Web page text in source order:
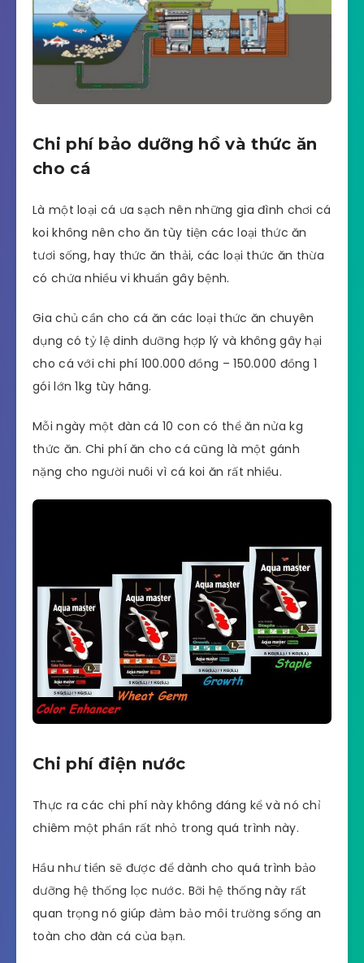
Chi phí bảo dưỡng hồ và thức ăn
cho cá
Là một loại cá ưa sạch nên những gia đình chơi cá
koi không nên cho ăn tùy tiện các loại thức ăn
tươi sống, hay thức ăn thải, các loại thức ăn thừa
có chứa nhiều vi khuẩn gây bệnh.
Gia chủ cần cho cá ăn các loại thức ăn chuyên
dụng có tỷ lệ dinh dưỡng hợp lý và không gây hại
cho cá với chi phí 100.000 đồng – 150.000 đồng 1
gói lớn 1kg tùy hãng.
Mỗi ngày một đàn cá 10 con có thể ăn nửa kg
thức ăn. Chi phí ăn cho cá cũng là một gánh
nặng cho người nuôi vì cá koi ăn rất nhiều.
Chi phí điện nước
Thực ra các chi phí này không đáng kể và nó chỉ
chiêm một phần rất nhỏ trong quá trình này.
Hầu như tiền sẽ được để dành cho quá trình bảo
dưỡng hệ thống lọc nước. Bỡi hệ thống này rất
quan trọng nó giúp đảm bảo môi trường sống an
toàn cho đàn cá của bạn.